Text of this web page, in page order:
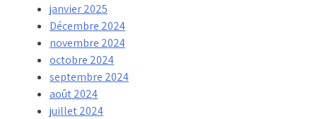
janvier 2025
Décembre 2024
novembre 2024
octobre 2024
septembre 2024
août 2024
juillet 2024